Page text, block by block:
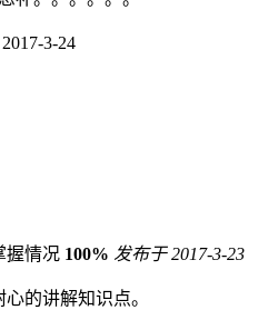
3-24
握情况 100% 发布于 2017-3-23
的讲解知识点。